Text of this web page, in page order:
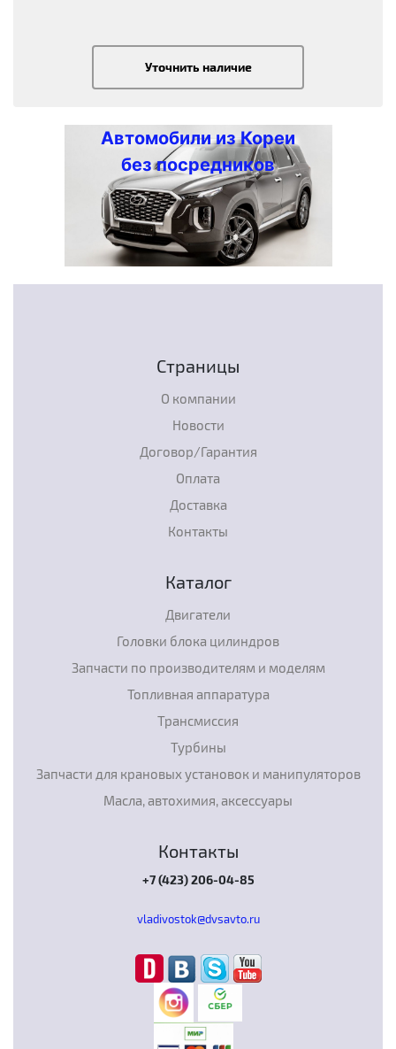
Уточнить наличие
Автомобили из Кореи
без посредников
Страницы
О компании
Новости
Договор/Гарантия
Оплата
Доставка
Контакты
Каталог
Двигатели
Головки блока цилиндров
Запчасти по производителям и моделям
Топливная аппаратура
Трансмиссия
Турбины
Запчасти для крановых установок и манипуляторов
Масла, автохимия, аксессуары
Контакты
+7 (423) 206-04-85
vladivostok@dvsavto.ru